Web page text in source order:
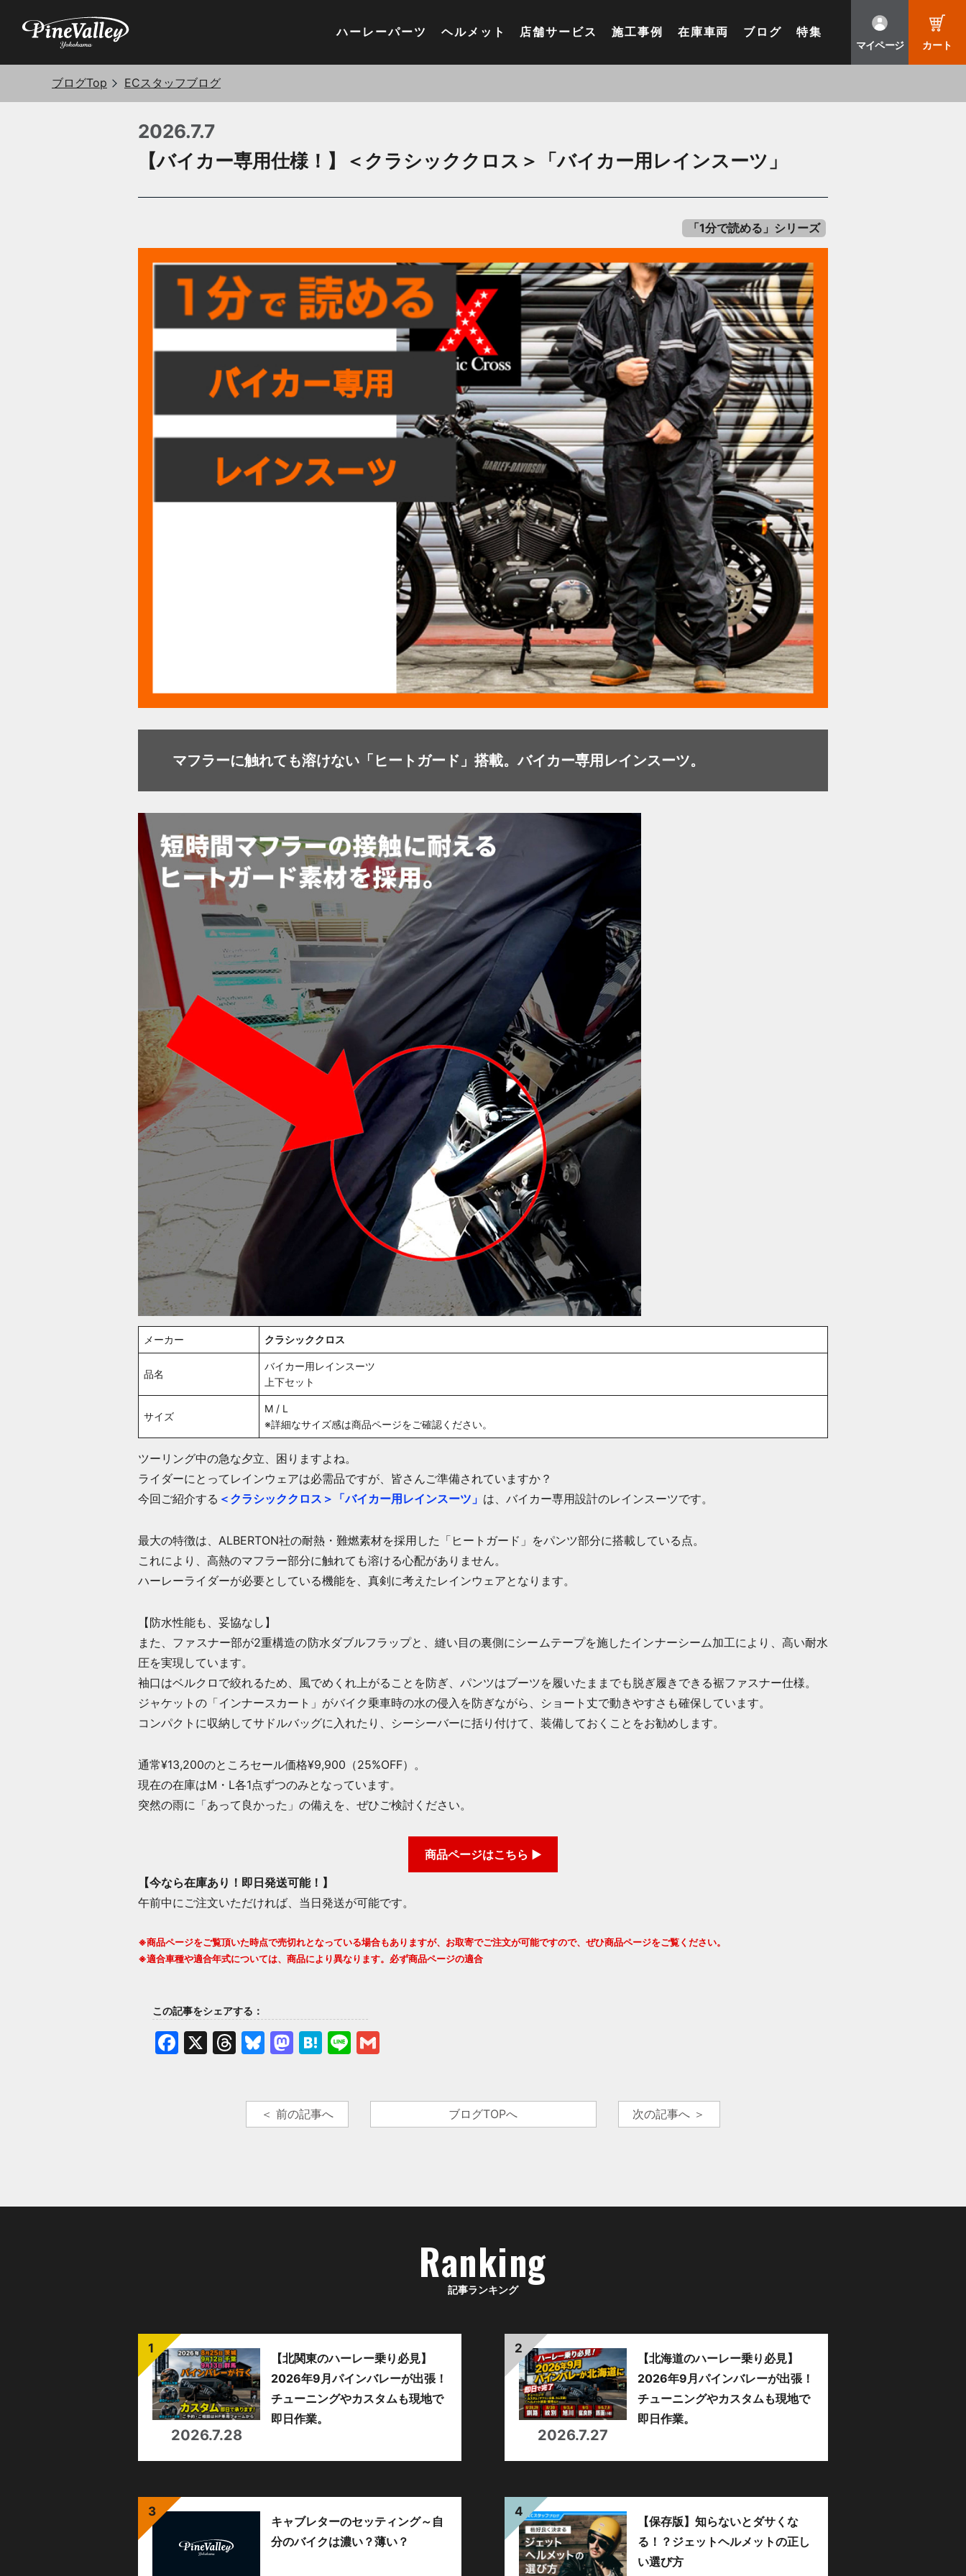
ハーレーパーツ ヘルメット 店舗サービス 施工事例 在庫車両 ブログ 特集
マイページ カート
ブログTop ECスタッフブログ
2026.7.7
【バイカー専用仕様！】＜クラシッククロス＞「バイカー用レインスーツ」
「1分で読める」シリーズ
マフラーに触れても溶けない「ヒートガード」搭載。バイカー専用レインスーツ。
メーカー クラシッククロス
品名
バイカー用レインスーツ
上下セット
サイズ
M / L
※詳細なサイズ感は商品ページをご確認ください。
ツーリング中の急な夕立、困りますよね。
ライダーにとってレインウェアは必需品ですが、皆さんご準備されていますか？
今回ご紹介する ＜クラシッククロス＞「バイカー用レインスーツ」 は、バイカー専用設計のレインスーツです。
最大の特徴は、ALBERTON社の耐熱・難燃素材を採用した「ヒートガード」をパンツ部分に搭載している点。
これにより、高熱のマフラー部分に触れても溶ける心配がありません。
ハーレーライダーが必要としている機能を、真剣に考えたレインウェアとなります。
【防水性能も、妥協なし】
また、ファスナー部が2重構造の防水ダブルフラップと、縫い目の裏側にシームテープを施したインナーシーム加工により、高い耐水
圧を実現しています。
袖口はベルクロで絞れるため、風でめくれ上がることを防ぎ、パンツはブーツを履いたままでも脱ぎ履きできる裾ファスナー仕様。
ジャケットの「インナースカート」がバイク乗車時の水の侵入を防ぎながら、ショート丈で動きやすさも確保しています。
コンパクトに収納してサドルバッグに入れたり、シーシーバーに括り付けて、装備しておくことをお勧めします。
通常¥13,200のところセール価格¥9,900（25%OFF）。
現在の在庫はM・L各1点ずつのみとなっています。
突然の雨に「あって良かった」の備えを、ぜひご検討ください。
商品ページはこちら ▶
【今なら在庫あり！即日発送可能！ 】
午前中にご注文いただければ、当日発送が可能です。
※商品ページをご覧頂いた時点で売切れとなっている場合もありますが、お取寄でご注文が可能ですので、ぜひ商品ページをご覧ください。
※適合車種や適合年式については、商品により異なります。必ず商品ページの適合
この記事をシェアする：
Facebook
X Threads
Bluesky
Mastodon
Hatena
Line
＜ 前の記事へ ブログTOPへ 次の記事へ ＞
Ranking
記事ランキング
2026.7.28
【北関東のハーレー乗り必見】
2026年9月パインバレーが出張！
チューニングやカスタムも現地で
即日作業。
2026.7.27
【北海道のハーレー乗り必見】
2026年9月パインバレーが出張！
チューニングやカスタムも現地で
即日作業。
キャブレターのセッティング～自
分のバイクは濃い？薄い？
【保存版】知らないとダサくな
る！？ジェットヘルメットの正し
い選び方